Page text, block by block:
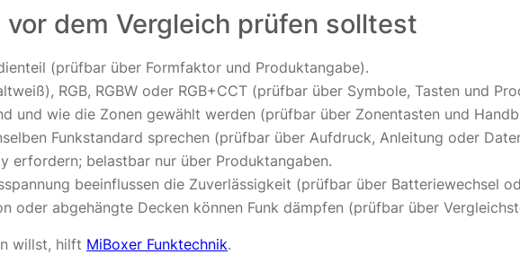
dem Vergleich prüfen solltest
(prüfbar über Formfaktor und Produktangabe).
RGB, RGBW oder RGB+CCT (prüfbar über Symbole, Tasten und
und wie die Zonen gewählt werden (prüfbar über Zonentasten und
Funkstandard sprechen (prüfbar über Aufdruck, Anleitung oder
erfordern; belastbar nur über Produktangaben.
beeinflussen die Zuverlässigkeit (prüfbar über Batteriewechsel
oder abgehängte Decken können Funk dämpfen (prüfbar über
willst, hilft MiBoxer Funktechnik.